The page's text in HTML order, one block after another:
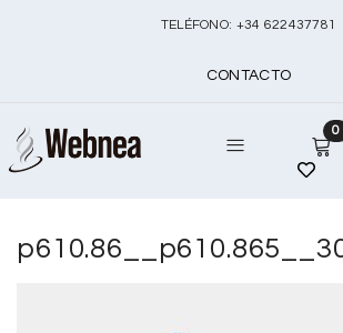
TELÉFONO: +34 622437781
CONTACTO
0